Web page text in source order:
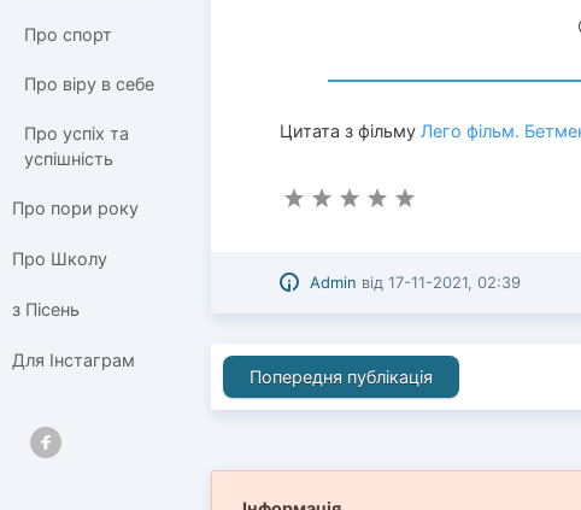
Про спорт
Про віру в себе
Про успіх та
успішність
Про пори року
Про Школу
з Пісень
Для Інстаграм
Цитата з фільмуЛего фільм.
Admin від17-11-2021, 02:39
Попередня публікація